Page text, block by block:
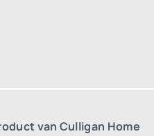
van Culligan Home